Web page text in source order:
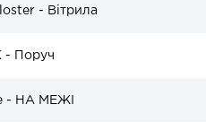
- Вітрила
- Поруч
- НА МЕЖІ